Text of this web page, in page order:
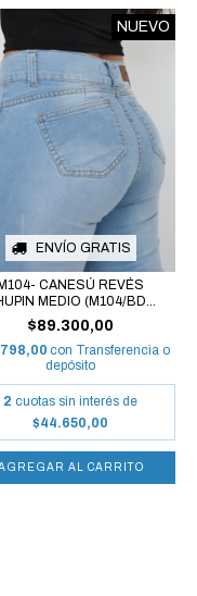
ENVÍO GRATIS
NUEVO
M104- CANESÚ REVÉS
MEDIO (M104/BD...
$89.300,00
con Transferencia o
depósito
2 cuotas sin interés de
$44.650,00
AL CARRITO